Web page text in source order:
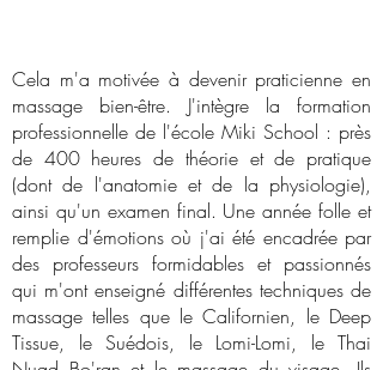
Cela m'a motivée à devenir praticienne en
massage bien-être. J'intègre la formation
professionnelle de l'école Miki School : près
de 400 heures de théorie et de pratique
(dont de l'anatomie et de la physiologie),
ainsi qu'un examen final. Une année folle et
remplie d'émotions où j'ai été encadrée par
des professeurs formidables et passionnés
qui m'ont enseigné différentes techniques de
massage telles que le Californien, le Deep
Tissue, le Suédois, le Lomi-Lomi, le Thai